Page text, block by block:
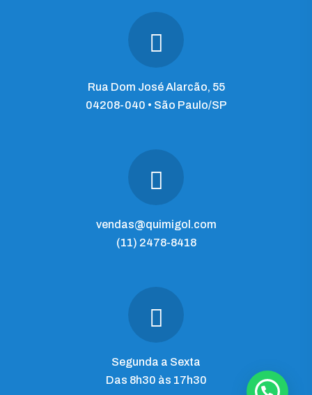
Rua Dom José Alarcão, 55
04208-040 • São Paulo/SP
vendas@quimigol.com
(11) 2478-8418
Segunda a Sexta
Das 8h30 às 17h30